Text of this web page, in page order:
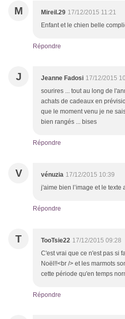
M Mireil.29 17/12/2015 11:21
Enfant et le chien belle
Répondre
J Jeanne Fadosi 17/12/2015
sourires ... tout au long de
achats de cadeaux en
que le moment venu je ne
bien rangés ... bises
Répondre
V vénuzia 17/12/2015 10:39
j'aime bien l’image et le texte
Répondre
T TooTsie22 17/12/2015 09:28
C'est vrai que ce n'est pas si
Noël!!<br /> et les marmots
cette période qu'en temps
Répondre